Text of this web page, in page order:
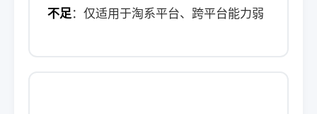
不足：仅适用于淘系平台、跨平台能力弱